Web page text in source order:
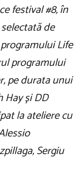
festival #8, în
de
Life
programului
pe durata unui
și DD
la ateliere cu
Sergiu